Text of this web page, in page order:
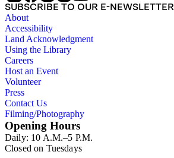
SUBSCRIBE TO OUR E-NEWSLETTER
About
Accessibility
Land Acknowledgment
Using the Library
Careers
Host an Event
Volunteer
Press
Contact Us
Filming/Photography
Opening Hours
Daily: 10 A.M.–5 P.M.
Closed on Tuesdays